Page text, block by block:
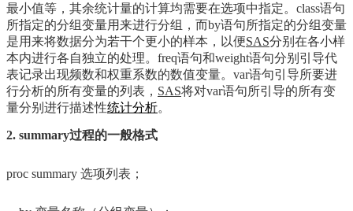
最小值等，其余统计量的计算均需要在选项中指定。class语句
所指定的分组变量用来进行分组，而by语句所指定的分组变量
是用来将数据分为若干个更小的样本，以便SAS分别在各小样
本内进行各自独立的处理。freq语句和weight语句分别引导代
表记录出现频数和权重系数的数值变量。var语句引导所要进
行分析的所有变量的列表， SAS将对var语句所引导的所有变
量分别进行描述性统计分析。
2. summary过程的一般格式
proc summary 选项列表；